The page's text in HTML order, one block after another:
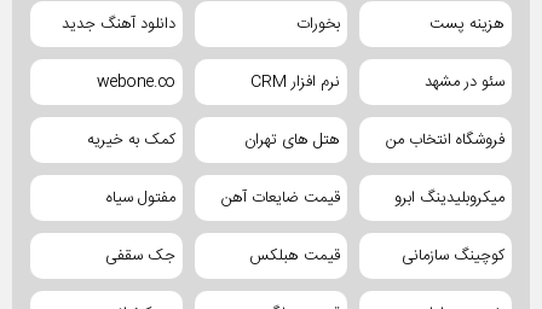
هزینه پست بخورات دانلود آهنگ جدید
سئو در مشهد نرم افزار CRM webone.co
فروشگاه انتخاب من هتل های تهران کمک به خیریه
میکروبلیدینگ ابرو قیمت ضایعات آهن مفتول سیاه
کوچینگ سازمانی قیمت هبلکس جک سقفی